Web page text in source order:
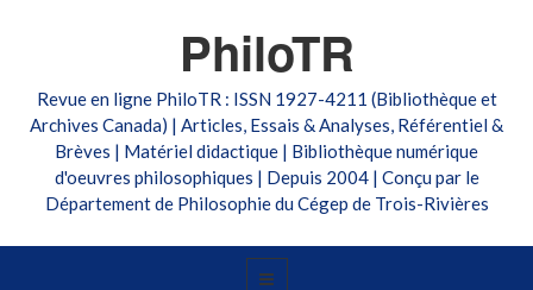
PhiloTR
Revue en ligne PhiloTR : ISSN 1927-4211 (Bibliothèque et
Archives Canada) | Articles, Essais & Analyses, Référentiel &
Brèves | Matériel didactique | Bibliothèque numérique
d'oeuvres philosophiques | Depuis 2004 | Conçu par le
Département de Philosophie du Cégep de Trois-Rivières